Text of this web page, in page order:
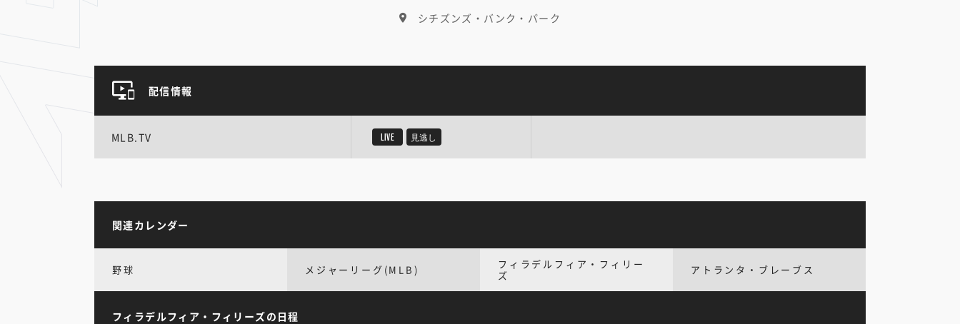
シチズンズ・バンク・パーク
配信情報
MLB.TV LIVE 見逃し
関連カレンダー
野球 メジャーリーグ(MLB)
フィラデルフィア・フィリー
ズ
アトランタ・ブレーブス
フィラデルフィア・フィリーズの日程